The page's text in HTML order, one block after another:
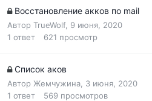
Восстановление акков по mail
Автор TrueWolf, 9 июня, 2020
1 ответ 621 просмотр
Список аков
Автор Жемчужина 3 июня, 2020
1 ответ 569 просмотров